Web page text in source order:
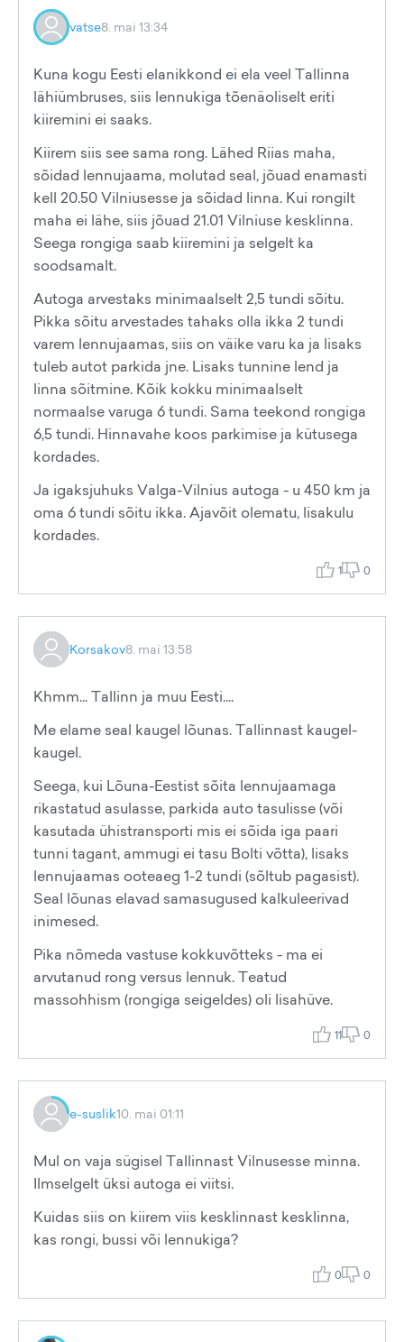
vatse8. mai 13:34
Kuna kogu Eesti elanikkond ei ela veel Tallinna
lähiümbruses, siis lennukiga tõenäoliselt eriti
kiiremini ei saaks.
Kiirem siis see sama rong. Lähed Riias maha,
sõidad lennujaama, molutad seal, jõuad enamasti
kell 20.50 Vilniusesse ja sõidad linna. Kui rongilt
maha ei lähe, siis jõuad 21.01 Vilniuse kesklinna.
Seega rongiga saab kiiremini ja selgelt ka
soodsamalt.
Autoga arvestaks minimaalselt 2,5 tundi sõitu.
Pikka sõitu arvestades tahaks olla ikka 2 tundi
varem lennujaamas, siis on väike varu ka ja lisaks
tuleb autot parkida jne. Lisaks tunnine lend ja
linna sõitmine. Kõik kokku minimaalselt
normaalse varuga 6 tundi. Sama teekond rongiga
6,5 tundi. Hinnavahe koos parkimise ja kütusega
kordades.
Ja igaksjuhuks Valga-Vilnius autoga - u 450 km ja
oma 6 tundi sõitu ikka. Ajavõit olematu, lisakulu
kordades.
1 0
Korsakov8. mai 13:58
Khmm... Tallinn ja muu Eesti....
Me elame seal kaugel lõunas. Tallinnast kaugel-
kaugel.
Seega, kui Lõuna-Eestist sõita lennujaamaga
rikastatud asulasse, parkida auto tasulisse (või
kasutada ühistransporti mis ei sõida iga paari
tunni tagant, ammugi ei tasu Bolti võtta), lisaks
lennujaamas ooteaeg 1-2 tundi (sõltub pagasist).
Seal lõunas elavad samasugused kalkuleerivad
inimesed.
Pika nõmeda vastuse kokkuvõtteks - ma ei
arvutanud rong versus lennuk. Teatud
massohhism (rongiga seigeldes) oli lisahüve.
11 0
e-suslik10. mai 01:11
Mul on vaja sügisel Tallinnast Vilnusesse minna.
Ilmselgelt üksi autoga ei viitsi.
Kuidas siis on kiirem viis kesklinnast kesklinna,
kas rongi, bussi või lennukiga?
0 0